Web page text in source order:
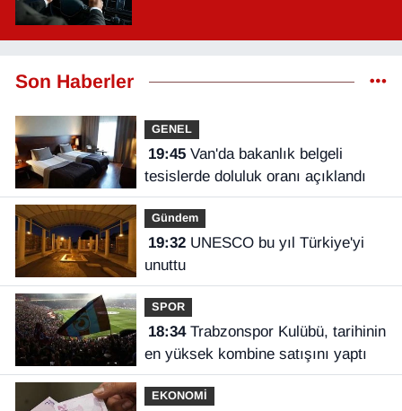
Son Haberler
GENEL
19:45Van'da bakanlık belgeli
tesislerde doluluk oranı açıklandı
Gündem
19:32UNESCO bu yıl Türkiye'yi
unuttu
SPOR
18:34Trabzonspor Kulübü, tarihinin
en yüksek kombine satışını yaptı
EKONOMİ